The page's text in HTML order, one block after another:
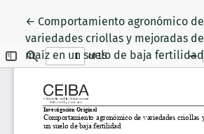
←Volver a los detalles del artículo
Comportamiento agronómico de
variedades criollas y mejoradas de
maíz en un suelo de baja fertilidad